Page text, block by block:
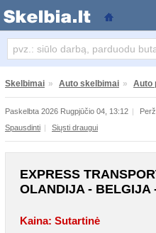
Skelbimai » Auto skelbimai » Auto
Paskelbta 2026 Rugpjūčio 04, 13:12 |
Spausdinti | Siųsti draugui
EXPRESS
OLANDIJA - BELGIJA
Kaina: Sutartinė